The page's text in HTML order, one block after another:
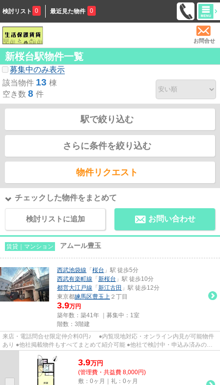
検討リスト 0 最近見た物件 0
お問合せ
新桜台駅物件一覧
募集中のみ表示
該当物件 13 棟
空き数 8 件
駅で絞り込む
さらに条件を絞り込む
物件リクエスト
チェックした物件をまとめて
検討リストに追加 お問い合わせ
賃貸｜マンション アムール豊玉
西武池袋線 「 桜台 」駅 徒歩5分
西武有楽町線 「 新桜台 」駅 徒歩10分
都営大江戸線 「 新江古田 」駅 徒歩12分
東京都練馬区豊玉上 ２丁目
3.9万円
築年数：築41年 ｜募集中： 1室
階数：3階建
来店・電話問合せ限定仲介料0円♪ ●内覧現地対応・オンライン内見が可能物件
あり ●他社掲載物件もすべてまとめて紹介可能 ●他社で検討中・申込み済みのお
3.9万円
(管理費・共益費 8,000円)
敷：0ヶ月｜礼：0ヶ月